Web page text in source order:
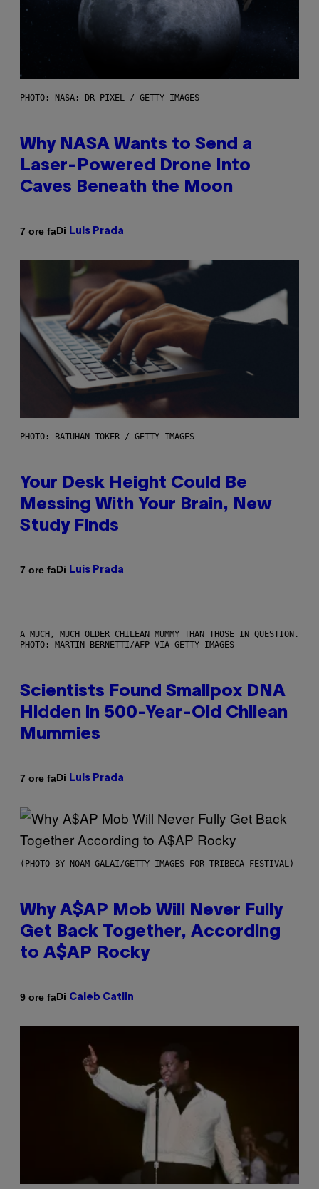
PHOTO: NASA; DR PIXEL / GETTY IMAGES
Why NASA Wants to Send a
Laser-Powered Drone Into
Caves Beneath the Moon
7 ore faDi Luis Prada
PHOTO: BATUHAN TOKER / GETTY IMAGES
Your Desk Height Could Be
Messing With Your Brain, New
Study Finds
7 ore faDi Luis Prada
A MUCH, MUCH OLDER CHILEAN MUMMY THAN THOSE IN QUESTION.
PHOTO: MARTIN BERNETTI/AFP VIA GETTY IMAGES
Scientists Found Smallpox DNA
Hidden in 500-Year-Old Chilean
Mummies
7 ore faDi Luis Prada
(PHOTO BY NOAM GALAI/GETTY IMAGES FOR TRIBECA FESTIVAL)
Why A$AP Mob Will Never Fully
Get Back Together, According
to A$AP Rocky
9 ore faDi Caleb Catlin